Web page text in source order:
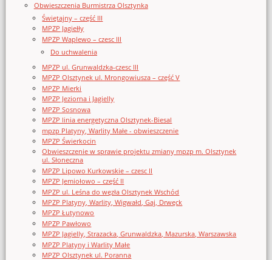
Obwieszczenia Burmistrza Olsztynka
Świętajny – część III
MPZP Jagiełły
MPZP Waplewo – czesc III
Do uchwalenia
MPZP ul. Grunwaldzka-czesc III
MPZP Olsztynek ul. Mrongowiusza – część V
MPZP Mierki
MPZP Jeziorna i Jagielly
MPZP Sosnowa
MPZP linia energetyczna Olsztynek-Biesal
mpzp Platyny, Warlity Małe - obwieszczenie
MPZP Świerkocin
Obwieszczenie w sprawie projektu zmiany mpzp m. Olsztynek
ul. Słoneczna
MPZP Lipowo Kurkowskie – czesc II
MPZP Jemiołowo – część II
MPZP ul. Leśna do węzła Olsztynek Wschód
MPZP Platyny, Warlity, Wigwałd, Gaj, Drwęck
MPZP Łutynowo
MPZP Pawłowo
MPZP Jagielly, Strazacka, Grunwaldzka, Mazurska, Warszawska
MPZP Platyny i Warlity Małe
MPZP Olsztynek ul. Poranna